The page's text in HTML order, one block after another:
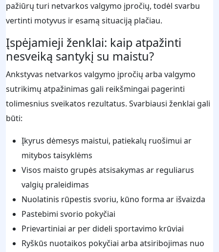
pažiūrų turi netvarkos valgymo įpročių, todėl svarbu
vertinti motyvus ir esamą situaciją plačiau.
Įspėjamieji ženklai: kaip atpažinti
nesveiką santykį su maistu?
Ankstyvas netvarkos valgymo įpročių arba valgymo
sutrikimų atpažinimas gali reikšmingai pagerinti
tolimesnius sveikatos rezultatus. Svarbiausi ženklai gali
būti:
Įkyrus dėmesys maistui, patiekalų ruošimui ar
mitybos taisyklėms
Visos maisto grupės atsisakymas ar reguliarus
valgių praleidimas
Nuolatinis rūpestis svoriu, kūno forma ar išvaizda
Pastebimi svorio pokyčiai
Prievartiniai ar per dideli sportavimo krūviai
Ryškūs nuotaikos pokyčiai arba atsiribojimas nuo